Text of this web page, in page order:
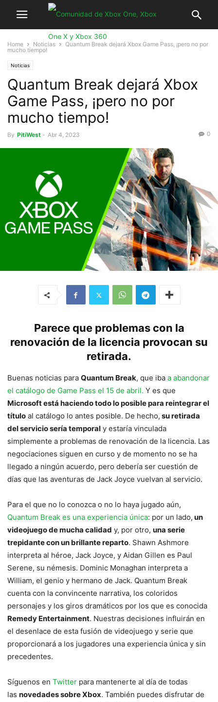
Home Noticias
Quantum Break dejará Xbox Game Pass, ¡pero no por
mucho tiempo!
Noticias
Quantum Break dejará Xbox
Game Pass, ¡pero no por
mucho tiempo!
By PitiWest - Abr 4, 2023 0
Parece que problemas con la
renovación de la licencia provocan su
retirada.
Buenas noticias para Quantum Break, que iba a abandonar
el catálogo de Game Pass el 15 de abril. Y es que
Microsoft está haciendo todo lo posible para reintegrar el
título al catálogo lo antes posible. De hecho, su retirada
del servicio sería temporal y estaría vinculada
simplemente a problemas de renovación de la licencia. Las
negociaciones siguen en curso y de momento no se ha
llegado a ningún acuerdo, pero debería ser cuestión de
días que las aventuras de Jack Joyce vuelvan al servicio.
Para el que no lo conozca o no lo haya jugado aún,
Quantum Break es una experiencia única: por un lado, un
videojuego de mucha calidad y, por otro, una serie
trepidante con un brillante reparto. Shawn Ashmore
interpreta al héroe, Jack Joyce, y Aidan Gillen es Paul
Serene, su némesis. Dominic Monaghan interpreta a
William, el genio y hermano de Jack. Quantum Break
cuenta con la convincente narrativa, los coloridos
personajes y los giros dramáticos por los que es conocida
Remedy Entertainment. Nuestras decisiones influirán en
el desenlace de esta fusión de videojuego y serie que
proporcionará a los jugadores una experiencia única y sin
precedentes.
Síguenos en Twitter para mantenerte al día de todas
las novedades sobre Xbox. También puedes disfrutar de